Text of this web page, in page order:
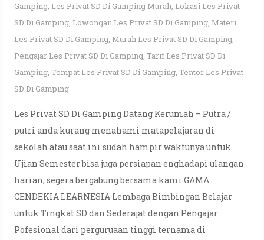
Gamping, Les Privat SD Di Gamping Murah, Lokasi Les Privat
SD Di Gamping, Lowongan Les Privat SD Di Gamping, Materi
Les Privat SD Di Gamping, Murah Les Privat SD Di Gamping,
Pengajar Les Privat SD Di Gamping, Tarif Les Privat SD Di
Gamping, Tempat Les Privat SD Di Gamping, Tentor Les Privat
SD Di Gamping
Les Privat SD Di Gamping Datang Kerumah – Putra /
putri anda kurang menahami matapelajaran di
sekolah atau saat ini sudah hampir waktunya untuk
Ujian Semester bisa juga persiapan enghadapi ulangan
harian, segera bergabung bersama kami GAMA
CENDEKIA LEARNESIA Lembaga Bimbingan Belajar
untuk Tingkat SD dan Sederajat dengan Pengajar
Pofesional dari perguruaan tinggi ternama di